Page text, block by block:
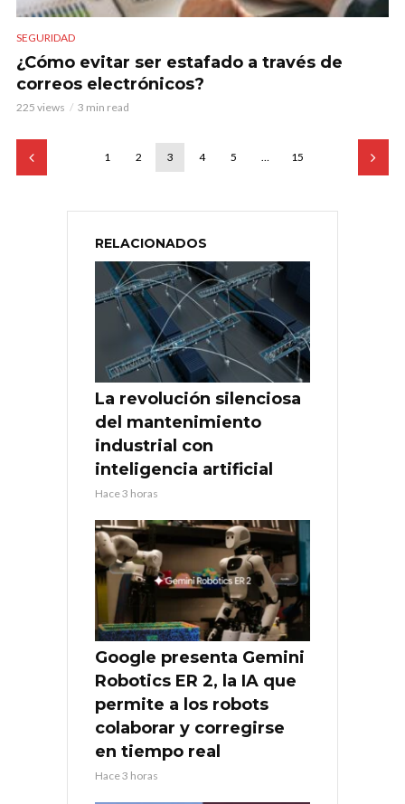
SEGURIDAD
¿Cómo evitar ser estafado a través de
correos electrónicos?
225 views 3 min read
1 2 3 4 5 … 15
RELACIONADOS
La revolución silenciosa
del mantenimiento
industrial con
inteligencia artificial
Hace 3 horas
Google presenta Gemini
Robotics ER 2, la IA que
permite a los robots
colaborar y corregirse
en tiempo real
Hace 3 horas